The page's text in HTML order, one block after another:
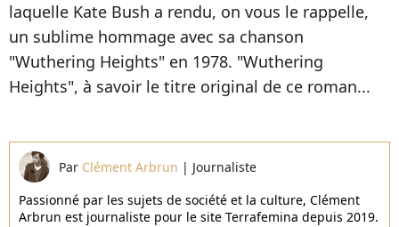
laquelle Kate Bush a rendu, on vous le rappelle,
un sublime hommage avec sa chanson
"Wuthering Heights" en 1978. "Wuthering
Heights", à savoir le titre original de ce roman...
Par Clément Arbrun | Journaliste
Passionné par les sujets de société et la culture, Clément
Arbrun est journaliste pour le site Terrafemina depuis 2019.